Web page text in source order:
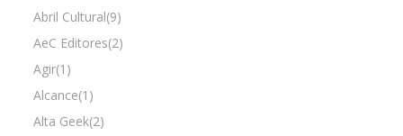
Abril Cultural(9)
AeC Editores(2)
Agir(1)
Alcance(1)
Alta Geek(2)